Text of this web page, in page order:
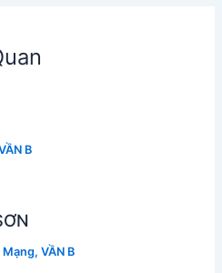
B
Mạng,VẦN B